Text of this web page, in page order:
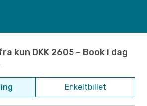
kun DKK 2605 – Book i dag
Enkeltbillet